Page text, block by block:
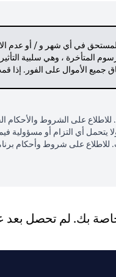
في أي شهر و / أو عدم
المتأخرة ، وهي سلبية
جميع الأموال على الفور.
على الشروط والأحكام
يتحمل أي التزام أو
على شروط وأحكام
بك. لم تحصل